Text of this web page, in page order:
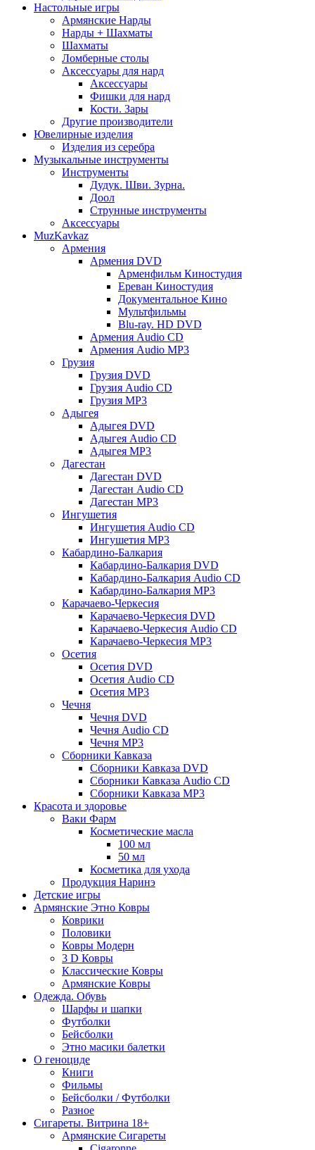
Настольные игры
Армянские Нарды
Нарды + Шахматы
Шахматы
Ломберные столы
Аксессуары для нард
Аксессуары
Фишки для нард
Кости. Зары
Другие производители
Ювелирные изделия
Изделия из серебра
Музыкальные инструменты
Инструменты
Дудук. Шви. Зурна.
Доол
Струнные инструменты
Аксессуары
MuzKavkaz
Армения
Армения DVD
Арменфильм Киностудия
Ереван Киностудия
Документальное Кино
Мультфильмы
Blu-ray. HD DVD
Армения Audio CD
Армения Audio MP3
Грузия
Грузия DVD
Грузия Audio CD
Грузия MP3
Адыгея
Адыгея DVD
Адыгея Audio CD
Адыгея MP3
Дагестан
Дагестан DVD
Дагестан Audio CD
Дагестан MP3
Ингушетия
Ингушетия Audio CD
Ингушетия MP3
Кабардино-Балкария
Кабардино-Балкария DVD
Кабардино-Балкария Audio CD
Кабардино-Балкария MP3
Карачаево-Черкесия
Карачаево-Черкесия DVD
Карачаево-Черкесия Audio CD
Карачаево-Черкесия MP3
Осетия
Осетия DVD
Осетия Audio CD
Осетия MP3
Чечня
Чечня DVD
Чечня Audio CD
Чечня MP3
Сборники Кавказа
Сборники Кавказа DVD
Сборники Кавказа Audio CD
Сборники Кавказа MP3
Красота и здоровье
Ваки Фарм
Косметические масла
100 мл
50 мл
Косметика для ухода
Продукция Наринэ
Детские игры
Армянские Этно Ковры
Коврики
Половики
Ковры Модерн
3 D Ковры
Классические Ковры
Армянские Ковры
Одежда. Обувь
Шарфы и шапки
Футболки
Бейсболки
Этно масики балетки
О геноциде
Книги
Фильмы
Бейсболки / Футболки
Разное
Сигареты. Витрина 18+
Армянские Сигареты